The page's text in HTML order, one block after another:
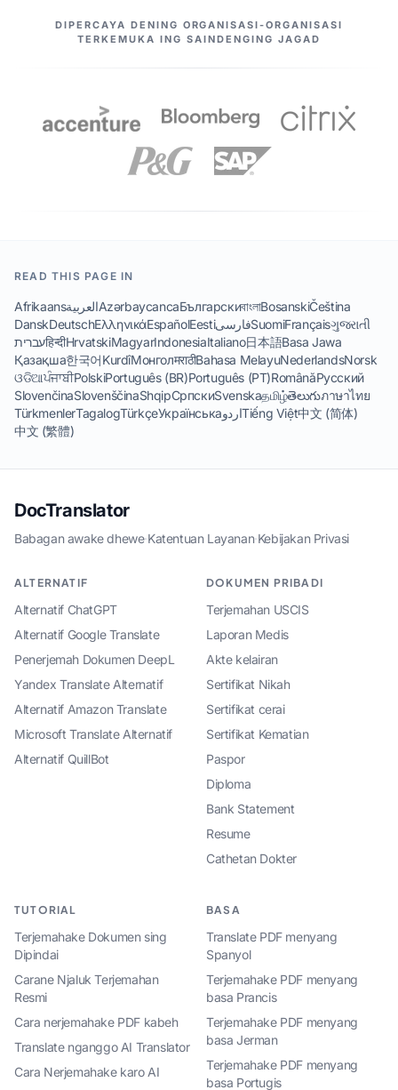
MITRA KITADIPERCAYA DENING ORGANISASI-ORGANISASI
TERKEMUKA ING SAINDENGING JAGAD
READ THIS PAGE IN
AfrikaansالعربيةAzərbaycancaБългарскиবাংলাBosanskiČeština
DanskDeutschΕλληνικάEspañolEestiفارسیSuomiFrançaisગુજરાતી
עבריתहिन्दीHrvatskiMagyarIndonesiaItaliano日本語Basa Jawa
Қазақша한국어KurdîМонголमराठीBahasa MelayuNederlandsNorsk
ଓଡିଆਪੰਜਾਬੀPolskiPortuguês (BR)Português (PT)RomânăРусский
SlovenčinaSlovenščinaShqipСрпскиSvenskaதமிழ்తెలుగుภาษาไทย
TürkmenlerTagalogTürkçeУкраїнськаاردوTiếng Việt中文 (简体)
中文 (繁體)
DocTranslator
Babagan awake dhewe·Katentuan Layanan·Kebijakan Privasi
ALTERNATIF
Alternatif ChatGPT
Alternatif Google Translate
Penerjemah Dokumen DeepL
Yandex Translate Alternatif
Alternatif Amazon Translate
Microsoft Translate Alternatif
Alternatif QuillBot
DOKUMEN PRIBADI
Terjemahan USCIS
Laporan Medis
Akte kelairan
Sertifikat Nikah
Sertifikat cerai
Sertifikat Kematian
Paspor
Diploma
Bank Statement
Resume
Cathetan Dokter
TUTORIAL
Terjemahake Dokumen sing
Dipindai
Carane Njaluk Terjemahan
Resmi
Cara nerjemahake PDF kabeh
Translate nganggo AI Translator
Cara Nerjemahake karo AI
BASA
Translate PDF menyang
Spanyol
Terjemahake PDF menyang
basa Prancis
Terjemahake PDF menyang
basa Jerman
Terjemahake PDF menyang
basa Portugis